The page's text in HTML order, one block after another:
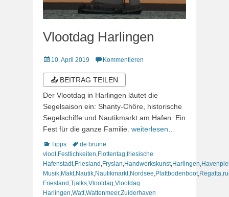
Vlootdag Harlingen
Veröffentlicht
10. April 2019 Kommentieren
📤 BEITRAG TEILEN
Der Vlootdag in Harlingen läutet die
Segelsaison ein: Shanty-Chöre, historische
Segelschiffe und Nautikmarkt am Hafen. Ein
Fest für die ganze Familie. weiterlesen…
Kategorien
Tipps Schlagworte
de bruine
vloot, Festlichkeiten Flottentag friesische
Hafenstadt, Friesland Fryslan Handwerkskunst, Harlingen
Musik Makt, Nautik Nautikmarkt, Nordsee Plattbodenboot Regatta
Friesland Tjalks Vlootdag Vlootdag
Harlingen Watt,Wattenmeer,Zuiderhaven